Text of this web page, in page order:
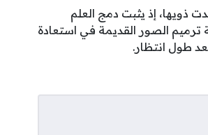
ذويها، إذ يثبت دمج العلم
ترميم الصور القديمة في استعادة
طول انتظار.